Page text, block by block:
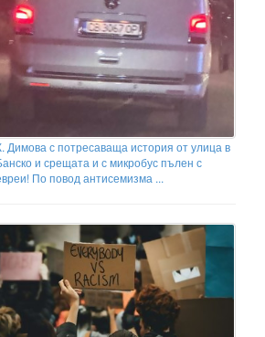
Димова с потресаваща история от улица в
и срещата и с микробус пълен с
По повод антисемизма ...